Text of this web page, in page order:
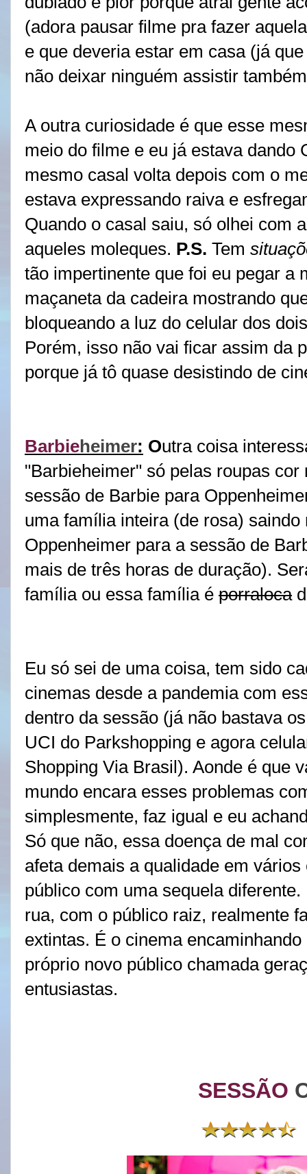
(adora pausar filme pra fazer
e que deveria estar em casa (já
não deixar ninguém assistir
A outra curiosidade é que esse
meio do filme e eu já estava dando
mesmo casal volta depois com o
estava expressando raiva e
Quando o casal saiu, só olhei com
aqueles moleques. P.S. Tem
tão impertinente que foi eu pegar a
maçaneta da cadeira mostrando
bloqueando a luz do celular dos
Porém, isso não vai ficar assim da
porque já tô quase desistindo de
Barbieheimer: Outra coisa
"Barbieheimer" só pelas roupas
sessão de Barbie para
uma família inteira (de rosa) saindo
Oppenheimer para a sessão de
mais de três horas de duração).
família ou essa família é porraloca
Eu só sei de uma coisa, tem sido
cinemas desde a pandemia com
dentro da sessão (já não bastava
UCI do Parkshopping e agora
Shopping Via Brasil). Aonde é que
mundo encara esses problemas
simplesmente, faz igual e eu
Só que não, essa doença de mal
afeta demais a qualidade em
público com uma sequela
rua, com o público raiz, realmente
extintas. É o cinema
próprio novo público chamada
entusiastas.
SESSÃO